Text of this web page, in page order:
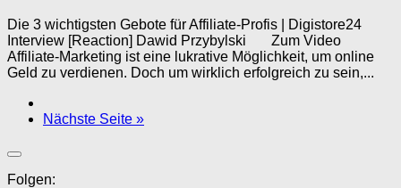
Die 3 wichtigsten Gebote für Affiliate-Profis | Digistore24
Interview [Reaction] Dawid Przybylski Zum Video
Affiliate-Marketing ist eine lukrative Möglichkeit, um online
Geld zu verdienen. Doch um wirklich erfolgreich zu sein,...
Nächste Seite »
Folgen: